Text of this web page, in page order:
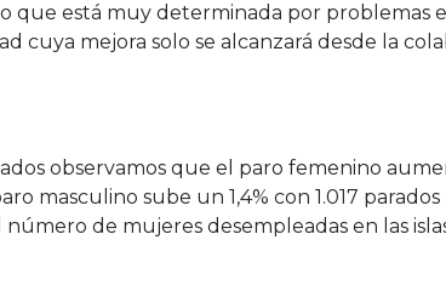
que está muy determinada por problemas
cuya mejora solo se alcanzará desde la
observamos que el paro femenino
masculino sube un 1,4% con 1.017
de mujeres desempleadas en las